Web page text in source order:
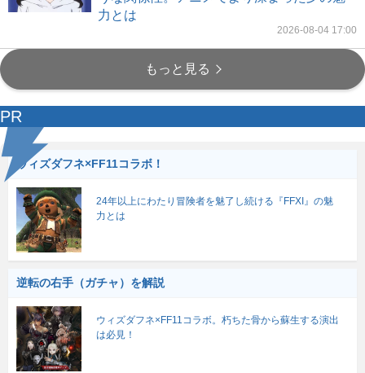
力とは
2026-08-04 17:00
もっと見る
PR
ウィズダフネ×FF11コラボ！
24年以上にわたり冒険者を魅了し続ける『FFXI』の魅
力とは
逆転の右手（ガチャ）を解説
ウィズダフネ×FF11コラボ。朽ちた骨から蘇生する演出
は必見！